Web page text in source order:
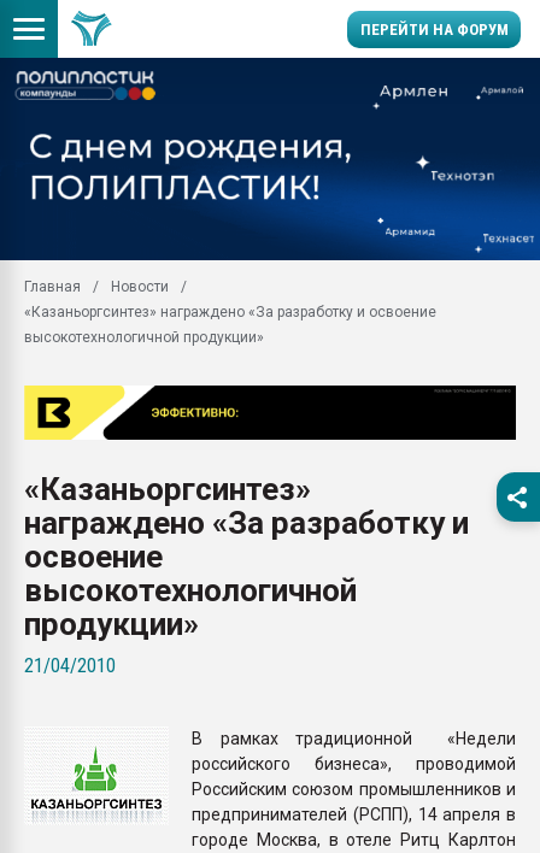
ПЕРЕЙТИ НА ФОРУМ
Вакуум-формовочные
28.07.2026
Всё, что касается
вакуумного
Продам отходы
поликарбоната и АБС-
Главная
Новости
«Казаньоргсинтез» награждено «За разработку и освоение
высокотехнологичной продукции»
«Казаньоргсинтез»
награждено «За разработку и
освоение
высокотехнологичной
продукции»
21/04/2010
В рамках традиционной «Недели
российского бизнеса», проводимой
Российским союзом промышленников и
предпринимателей (РСПП), 14 апреля в
городе Москва, в отеле Ритц Карлтон